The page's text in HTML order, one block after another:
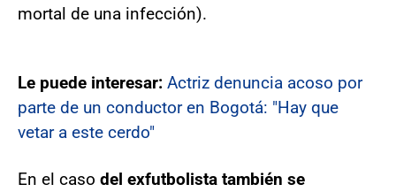
mortal de una infección).
Le puede interesar: Actriz denuncia acoso por
parte de un conductor en Bogotá: "Hay que
vetar a este cerdo"
En el caso del exfutbolista también se